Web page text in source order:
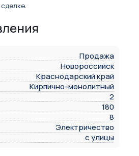
Продажа
Новороссийск
Краснодарский край
Кирпично-монолитный
2
180
8
Электричество
с улицы